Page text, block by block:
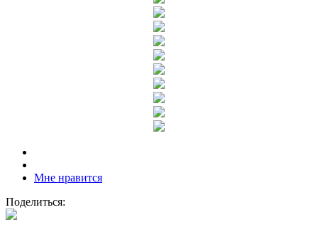
Мне нравится
Поделиться: